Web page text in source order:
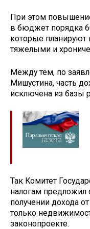
При этом
в бюджет порядка
которые планируют
тяжелыми и
Между тем, по
Мишустина, часть
исключена из базы
Так Комитет
налогам предложил
получении дохода
только
законопроекте.